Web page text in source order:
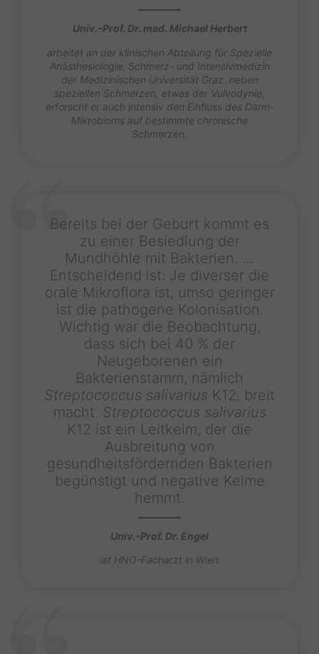
Univ.-Prof. Dr. med. Michael Herbert
arbeitet an der klinischen Abteilung für Spezielle
Anästhesiologie, Schmerz- und Intensivmedizin
der Medizinischen Universität Graz. neben
speziellen Schmerzen, etwas der Vulvodynie,
erforscht er auch intensiv den Einfluss des Darm-
Mikrobioms auf bestimmte chronische
Schmerzen.
Bereits bei der Geburt kommt es
zu einer Besiedlung der
Mundhöhle mit Bakterien. …
Entscheidend ist: Je diverser die
orale Mikroflora ist, umso geringer
ist die pathogene Kolonisation.
Wichtig war die Beobachtung,
dass sich bei 40 % der
Neugeborenen ein
Bakterienstamm, nämlich
Streptococcus salivarius K12, breit
macht. Streptococcus salivarius
K12 ist ein Leitkeim, der die
Ausbreitung von
gesundheitsfördernden Bakterien
begünstigt und negative Keime
hemmt.
Univ.-Prof. Dr. Engel
ist HNO-Facharzt in Wien